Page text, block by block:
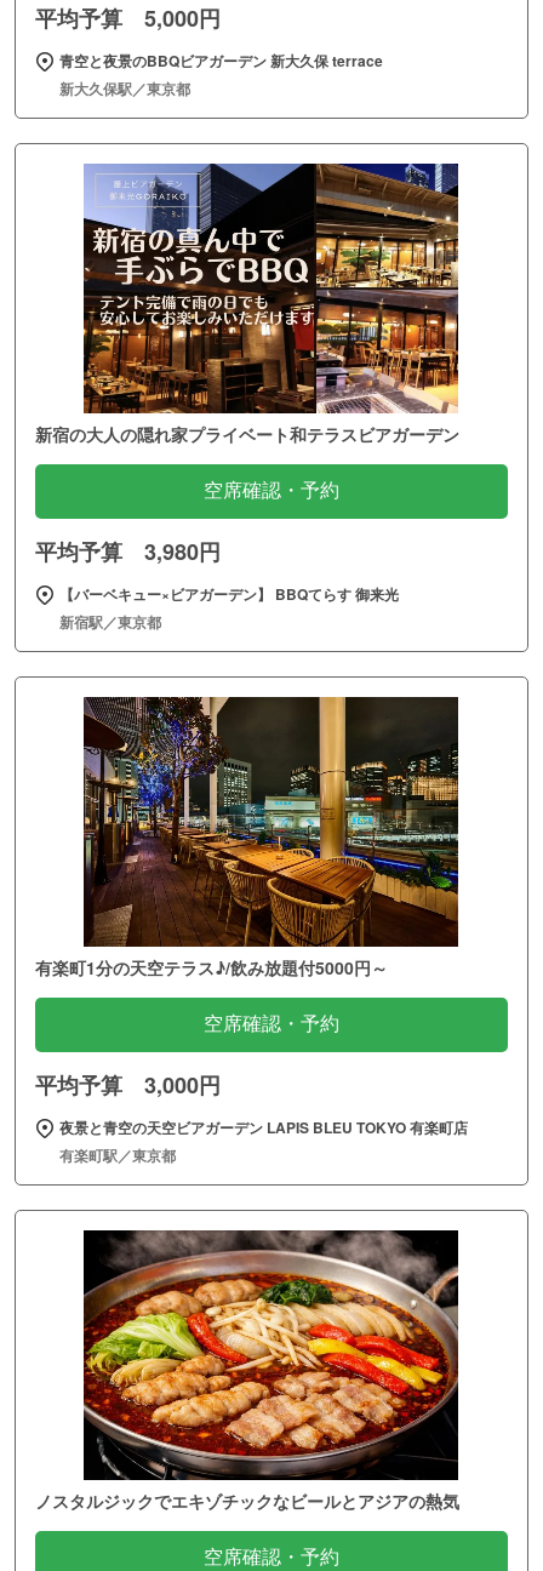
平均予算 5,000円
青空と夜景のBBQビアガーデン 新大久保 terrace
新大久保駅／東京都
新宿の大人の隠れ家プライベート和テラスビアガーデン
空席確認・予約
平均予算 3,980円
【バーベキュー×ビアガーデン】 BBQてらす 御来光
新宿駅／東京都
有楽町1分の天空テラス♪/飲み放題付5000円～
空席確認・予約
平均予算 3,000円
夜景と青空の天空ビアガーデン LAPIS BLEU TOKYO 有楽町店
有楽町駅／東京都
ノスタルジックでエキゾチックなビールとアジアの熱気
空席確認・予約